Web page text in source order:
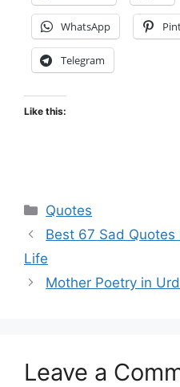
WhatsApp
Telegram
Like this:
Categories
Quotes
Best 67 Sad
Life
Mother Poetry in
Leave a